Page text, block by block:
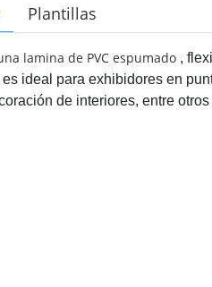
Plantillas
lamina de PVC espumado ,
ideal para exhibidores en
de interiores, entre otros